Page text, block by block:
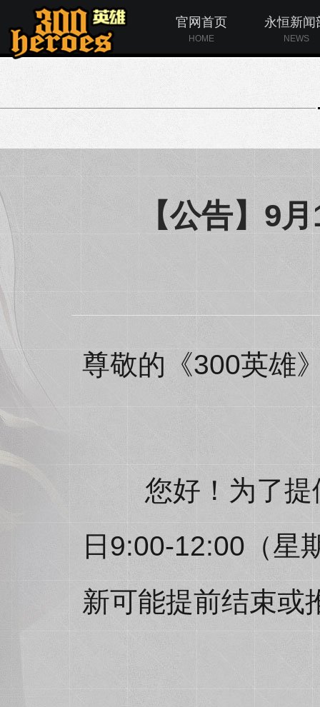
官网首页
HOME
永恒新闻
NEWS
【公告】9
尊敬的《300英雄
您好！为了提供
日9:00-12:00（星
新可能提前结束或